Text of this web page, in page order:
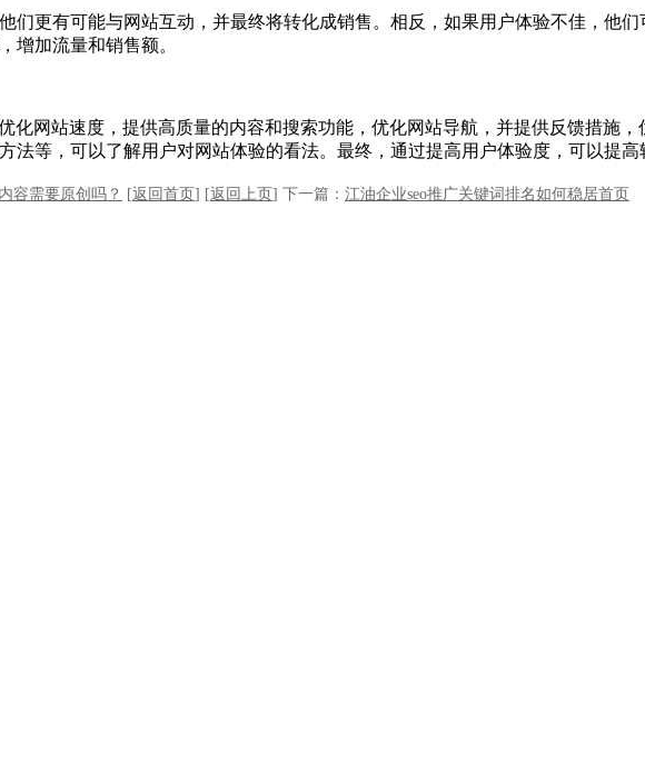
们更有可能与网站互动，并最终将转化成销售。相反，如果用户体验不佳，他
增加流量和销售额。
化网站速度，提供高质量的内容和搜索功能，优化网站导航，并提供反馈措施
等，可以了解用户对网站体验的看法。最终，通过提高用户体验度，可以提高
容需要原创吗？ [返回首页 ] [返回上页 ] 下一篇： 江油企业seo推广关键词排名如何稳居首页